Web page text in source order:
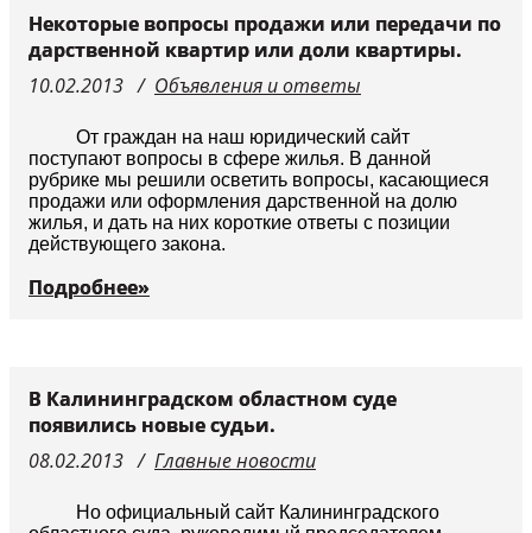
Некоторые вопросы продажи или передачи по
дарственной квартир или доли квартиры.
10.02.2013
Объявления и ответы
От граждан на наш юридический сайт
поступают вопросы в сфере жилья. В данной
рубрике мы решили осветить вопросы, касающиеся
продажи или оформления дарственной на долю
жилья, и дать на них короткие ответы с позиции
действующего закона.
Подробнее»
В Калининградском областном суде
появились новые судьи.
08.02.2013
Главные новости
Но официальный сайт Калининградского